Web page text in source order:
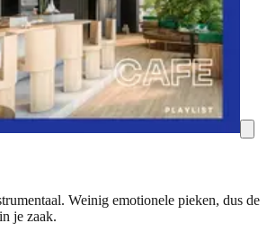
Weinig emotionele pieken, dus de
je zaak.